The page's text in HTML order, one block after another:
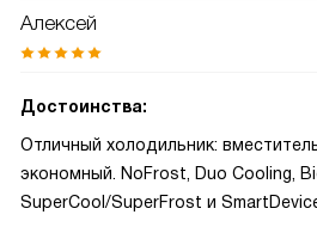
Алексей
Достоинства:
Отличный холодильник:
экономный. NoFrost, Duo Cooling,
SuperCool/SuperFrost и